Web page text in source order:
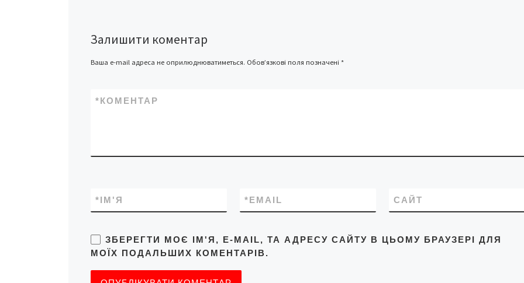
небесного явища. Персеїди
проходження […]
Залишити коментар
Ваша e-mail адреса не оприлюднюватиметься. Обов’язкові поля позначені *
КОМЕНТАР
*
ІМ'Я
* EMAIL
* САЙТ
ЗБЕРЕГТИ МОЄ ІМ'Я, E-MAIL, ТА АДРЕСУ САЙТУ В ЦЬОМУ БРАУЗЕРІ ДЛЯ
МОЇХ ПОДАЛЬШИХ КОМЕНТАРІВ.